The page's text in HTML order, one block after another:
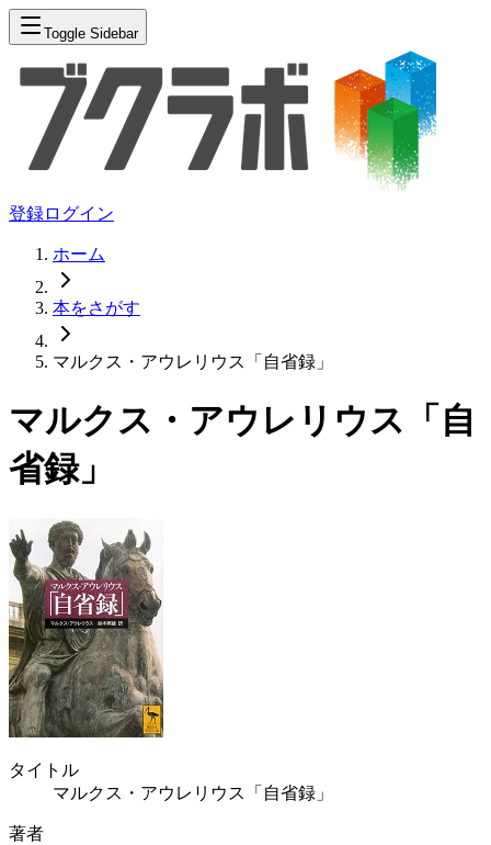
Toggle Sidebar
登録ログイン
ホーム
本をさがす
マルクス・アウレリウス「自省録」
マルクス・アウレリウス「自
省録」
タイトル
マルクス・アウレリウス「自省録」
著者